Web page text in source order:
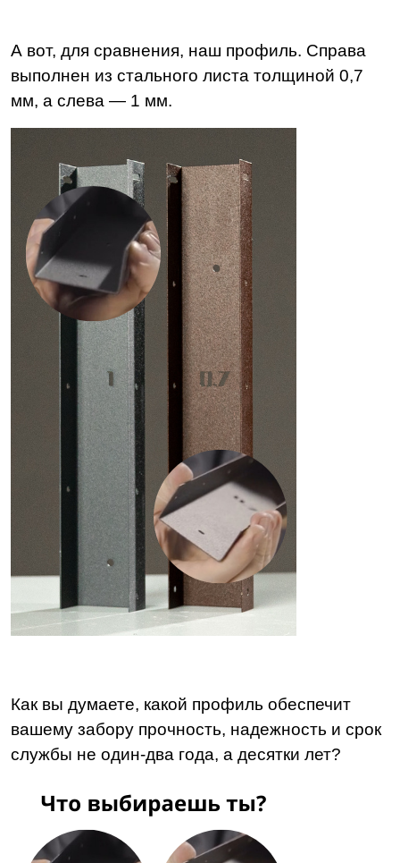
А вот, для сравнения, наш профиль. Справа
выполнен из стального листа толщиной 0,7
мм, а слева — 1 мм.
Как вы думаете, какой профиль обеспечит
вашему забору прочность, надежность и срок
службы не один-два года, а десятки лет?